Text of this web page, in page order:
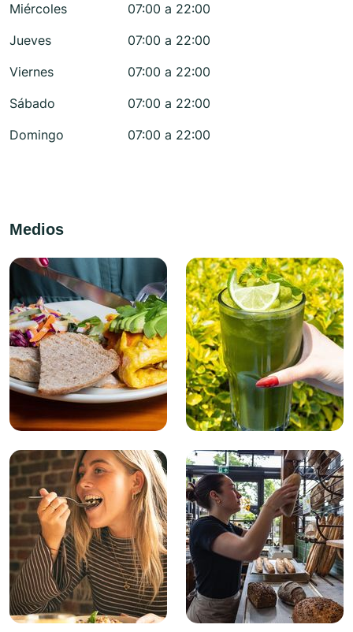
Miércoles
07:00 a 22:00
Jueves
07:00 a 22:00
Viernes
07:00 a 22:00
Sábado
07:00 a 22:00
Domingo
07:00 a 22:00
Medios